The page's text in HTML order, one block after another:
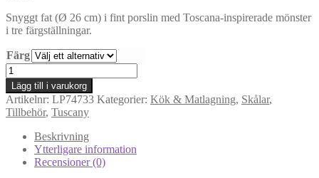
Snyggt fat (Ø 26 cm) i fint porslin med Toscana-inspirerade mönster
i tre färgställningar.
Färg
Tuscany
2
Fat
3-
mix
mängd
Lägg till i varukorg
Artikelnr: LP74733 Kategorier: Kök & Matlagning, Skålar,
Tillbehör, Tuscany
Beskrivning
Ytterligare information
Recensioner (0)